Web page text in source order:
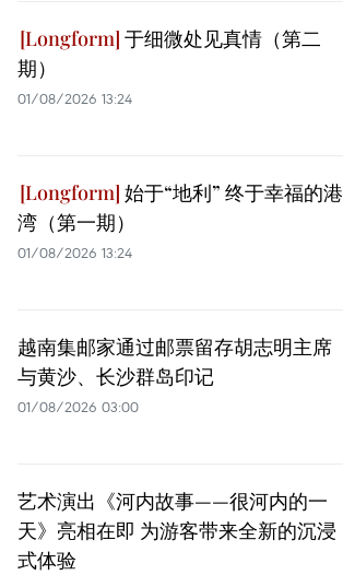
于细微处见真情（第二
期）
01/08/2026 13:24
始于“地利” 终于幸福的港
湾（第一期）
01/08/2026 13:24
越南集邮家通过邮票留存胡志明主席
与黄沙、长沙群岛印记
01/08/2026 03:00
艺术演出《河内故事——很河内的一
天》亮相在即 为游客带来全新的沉浸
式体验